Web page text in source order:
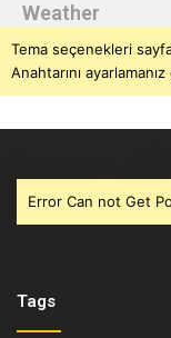
Weather
Tema seçenekleri
Anahtarını
Error Can not Get
Tags